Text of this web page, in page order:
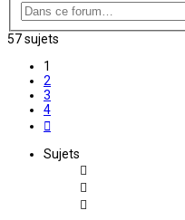
57 sujets
1
2
3
4
Sujets